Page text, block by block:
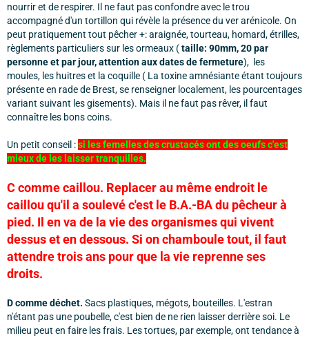
nourrir et de respirer. Il ne faut pas confondre avec le trou
accompagné d'un tortillon qui révèle la présence du ver arénicole. On
peut pratiquement tout pêcher +: araignée, tourteau, homard, étrilles,
règlements particuliers sur les ormeaux (taille: 90mm, 20 par
personne et par jour, attention aux dates de fermeture), les
moules, les huitres et la coquille ( La toxine amnésiante étant toujours
présente en rade de Brest, se renseigner localement, les pourcentages
variant suivant les gisements). Mais il ne faut pas rêver, il faut
connaître les bons coins.
Un petit conseil :si les femelles des crustacés ont des oeufs c'est
mieux de les laisser tranquilles.
C comme caillou. Replacer au même endroit le
caillou qu'il a soulevé c'est le B.A.-BA du pêcheur à
pied. Il en va de la vie des organismes qui vivent
dessus et en dessous. Si on chamboule tout, il faut
attendre trois ans pour que la vie reprenne ses
droits.
D comme déchet. Sacs plastiques, mégots, bouteilles. L'estran
n'étant pas une poubelle, c'est bien de ne rien laisser derrière soi. Le
milieu peut en faire les frais. Les tortues, par exemple, ont tendance à